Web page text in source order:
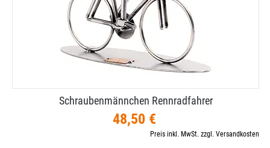
Schraubenmännchen Rennradfahrer
48,50 €
Preis inkl. MwSt. zzgl. Versandkosten